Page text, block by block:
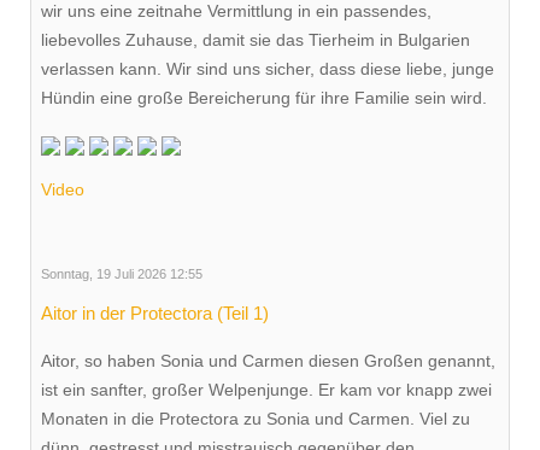
wir uns eine zeitnahe Vermittlung in ein passendes,
liebevolles Zuhause, damit sie das Tierheim in Bulgarien
verlassen kann. Wir sind uns sicher, dass diese liebe, junge
Hündin eine große Bereicherung für ihre Familie sein wird.
Video
Sonntag, 19 Juli 2026 12:55
Aitor in der Protectora (Teil 1)
Aitor, so haben Sonia und Carmen diesen Großen genannt,
ist ein sanfter, großer Welpenjunge. Er kam vor knapp zwei
Monaten in die Protectora zu Sonia und Carmen. Viel zu